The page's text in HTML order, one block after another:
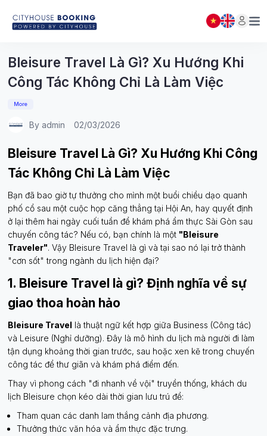
Bleisure Travel Là Gì? Xu Hướng Khi
Công Tác Không Chỉ Là Làm Việc
More
By admin 02/03/2026
Bleisure Travel Là Gì? Xu Hướng Khi Công
Tác Không Chỉ Là Làm Việc
Bạn đã bao giờ tự thưởng cho mình một buổi chiều dạo quanh
phố cổ sau một cuộc họp căng thẳng tại Hội An, hay quyết định
ở lại thêm hai ngày cuối tuần để khám phá ẩm thực Sài Gòn sau
chuyến công tác? Nếu có, bạn chính là một "Bleisure
Traveler". Vậy Bleisure Travel là gì và tại sao nó lại trở thành
"cơn sốt" trong ngành du lịch hiện đại?
1. Bleisure Travel là gì? Định nghĩa về sự
giao thoa hoàn hảo
Bleisure Travel là thuật ngữ kết hợp giữa Business (Công tác)
và Leisure (Nghỉ dưỡng). Đây là mô hình du lịch mà người đi làm
tận dụng khoảng thời gian trước, sau hoặc xen kẽ trong chuyến
công tác để thư giãn và khám phá điểm đến.
Thay vì phong cách "đi nhanh về vội" truyền thống, khách du
lịch Bleisure chọn kéo dài thời gian lưu trú để:
Tham quan các danh lam thắng cảnh địa phương.
Thưởng thức văn hóa và ẩm thực đặc trưng.
Đóng
DANH SÁCH ĐẶT PHÒNG
THÔNG BÁO